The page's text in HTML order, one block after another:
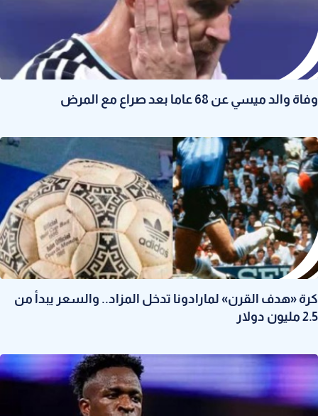
وفاة والد ميسي عن 68 عاما بعد صراع مع المرض
كرة «هدف القرن» لمارادونا تدخل المزاد.. والسعر يبدأ من
2.5 مليون دولار